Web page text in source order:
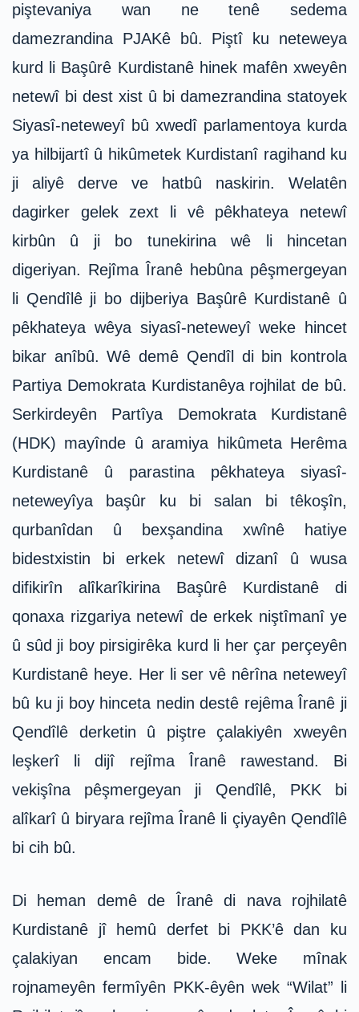
piştevaniya wan ne tenê sedema
damezrandina PJAKê bû. Piştî ku neteweya
kurd li Başûrê Kurdistanê hinek mafên xweyên
netewî bi dest xist û bi damezrandina statoyek
Siyasî-neteweyî bû xwedî parlamentoya kurda
ya hilbijartî û hikûmetek Kurdistanî ragihand ku
ji aliyê derve ve hatbû naskirin. Welatên
dagirker gelek zext li vê pêkhateya netewî
kirbûn û ji bo tunekirina wê li hincetan
digeriyan. Rejîma Îranê hebûna pêşmergeyan
li Qendîlê ji bo dijberiya Başûrê Kurdistanê û
pêkhateya wêya siyasî-neteweyî weke hincet
bikar anîbû. Wê demê Qendîl di bin kontrola
Partiya Demokrata Kurdistanêya rojhilat de bû.
Serkirdeyên Partîya Demokrata Kurdistanê
(HDK) mayînde û aramiya hikûmeta Herêma
Kurdistanê û parastina pêkhateya siyasî-
neteweyîya başûr ku bi salan bi têkoşîn,
qurbanîdan û bexşandina xwînê hatiye
bidestxistin bi erkek netewî dizanî û wusa
difikirîn alîkarîkirina Başûrê Kurdistanê di
qonaxa rizgariya netewî de erkek niştîmanî ye
û sûd ji boy pirsigirêka kurd li her çar perçeyên
Kurdistanê heye. Her li ser vê nêrîna neteweyî
bû ku ji boy hinceta nedin destê rejêma Îranê ji
Qendîlê derketin û piştre çalakiyên xweyên
leşkerî li dijî rejîma Îranê rawestand. Bi
vekişîna pêşmergeyan ji Qendîlê, PKK bi
alîkarî û biryara rejîma Îranê li çiyayên Qendîlê
bi cih bû.
Di heman demê de Îranê di nava rojhilatê
Kurdistanê jî hemû derfet bi PKK’ê dan ku
çalakiyan encam bide. Weke mînak
rojnameyên fermîyên PKK-êyên wek “Wilat” li